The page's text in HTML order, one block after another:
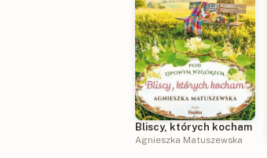
Bliscy, których kocham
Agnieszka Matuszewska